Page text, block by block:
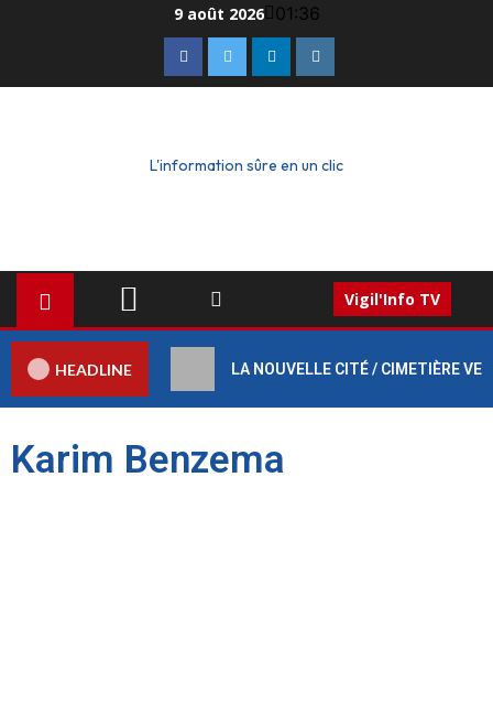
9 août 2026 01:36
L'information sûre en un clic
Vigil'Info TV
HEADLINE LA NOUVELLE CITÉ / CIMETIÈRE
Karim Benzema